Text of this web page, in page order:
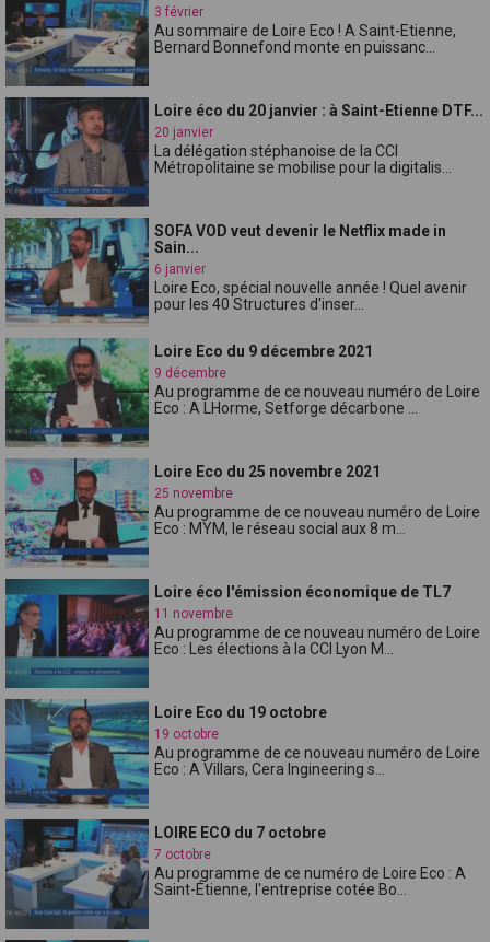
3 février
Au sommaire de Loire Eco ! A Saint-Etienne,
Bernard Bonnefond monte en puissanc...
Loire éco du 20 janvier : à Saint-Etienne DTF...
20 janvier
La délégation stéphanoise de la CCI
Métropolitaine se mobilise pour la digitalis...
SOFA VOD veut devenir le Netflix made in
Sain...
6 janvier
Loire Eco, spécial nouvelle année ! Quel avenir
pour les 40 Structures d'inser...
Loire Eco du 9 décembre 2021
9 décembre
Au programme de ce nouveau numéro de Loire
Eco : A LHorme, Setforge décarbone ...
Loire Eco du 25 novembre 2021
25 novembre
Au programme de ce nouveau numéro de Loire
Eco : MYM, le réseau social aux 8 m...
Loire éco l'émission économique de TL7
11 novembre
Au programme de ce nouveau numéro de Loire
Eco : Les élections à la CCI Lyon M...
Loire Eco du 19 octobre
19 octobre
Au programme de ce nouveau numéro de Loire
Eco : A Villars, Cera Ingineering s...
LOIRE ECO du 7 octobre
7 octobre
Au programme de ce numéro de Loire Eco : A
Saint-Étienne, l'entreprise cotée Bo...